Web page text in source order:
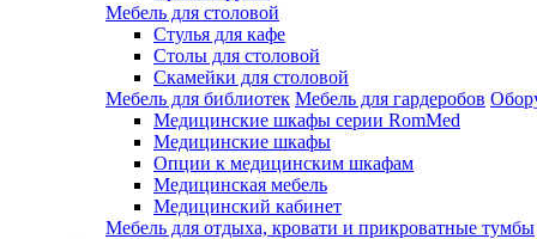
Мебель для столовой
Cтулья для кафе
Cтолы для столовой
Скамейки для столовой
Мебель для библиотек Мебель для гардеробов
Медицинские шкафы серии RomMed
Медицинские шкафы
Опции к медицинским шкафам
Медицинская мебель
Медицинский кабинет
Мебель для отдыха, кровати и прикроватные тумбы